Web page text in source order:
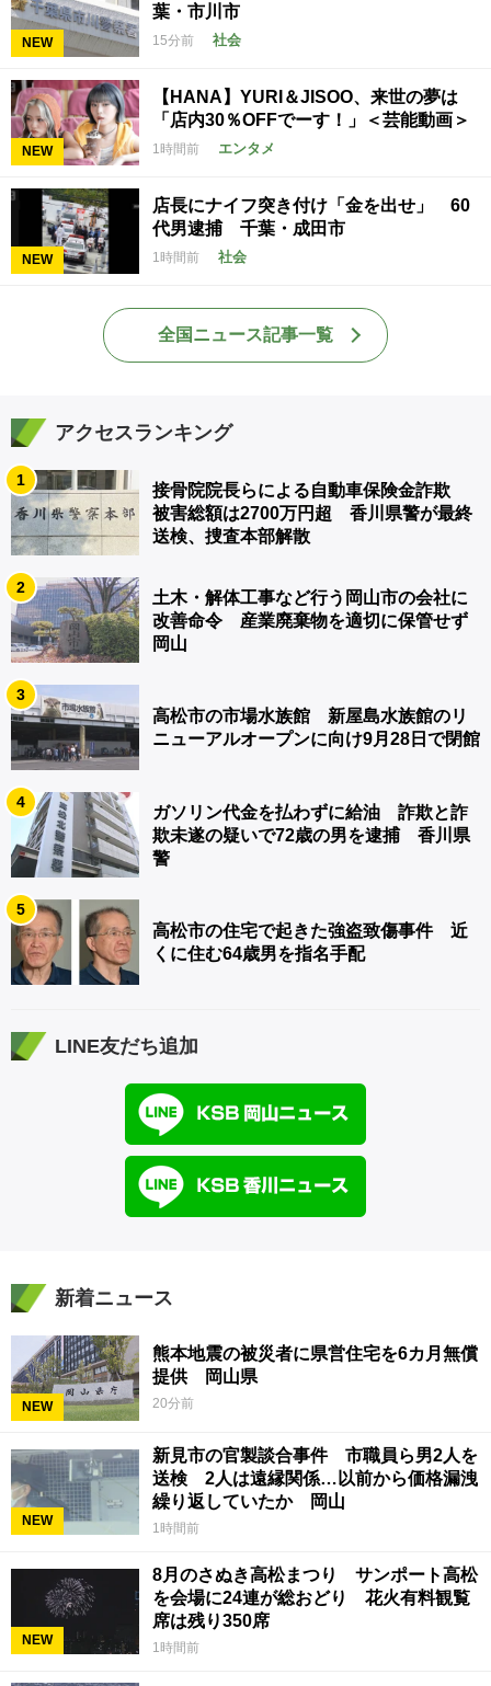
NEW
葉・市川市
15分前 社会
NEW
【HANA】YURI＆JISOO、来世の夢は
「店内30％OFFでーす！」＜芸能動画＞
1時間前 エンタメ
NEW
店長にナイフ突き付け「金を出せ」 60
代男逮捕 千葉・成田市
1時間前 社会
全国ニュース記事一覧
アクセスランキング
1
接骨院院長らによる自動車保険金詐欺
被害総額は2700万円超 香川県警が最終
送検、捜査本部解散
2
土木・解体工事など行う岡山市の会社に
改善命令 産業廃棄物を適切に保管せず
岡山
3
高松市の市場水族館 新屋島水族館のリ
ニューアルオープンに向け9月28日で閉館
4
ガソリン代金を払わずに給油 詐欺と詐
欺未遂の疑いで72歳の男を逮捕 香川県
警
5
高松市の住宅で起きた強盗致傷事件 近
くに住む64歳男を指名手配
LINE友だち追加
新着ニュース
NEW
熊本地震の被災者に県営住宅を6カ月無償
提供 岡山県
20分前
NEW
新見市の官製談合事件 市職員ら男2人を
送検 2人は遠縁関係…以前から価格漏洩
繰り返していたか 岡山
1時間前
NEW
8月のさぬき高松まつり サンポート高松
を会場に24連が総おどり 花火有料観覧
席は残り350席
1時間前